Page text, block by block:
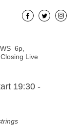
Live
19:30 -